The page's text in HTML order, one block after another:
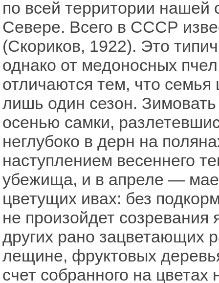
по всей территории
Севере. Всего в СССР
(Скориков, 1922). Это
однако от медоносных
отличаются тем, что
лишь один сезон.
осенью самки,
неглубоко в дерн на
наступлением весеннего
убежища, и в апреле —
цветущих ивах: без
не произойдет
других рано зацветающих
лещине, фруктовых
счет собранного на